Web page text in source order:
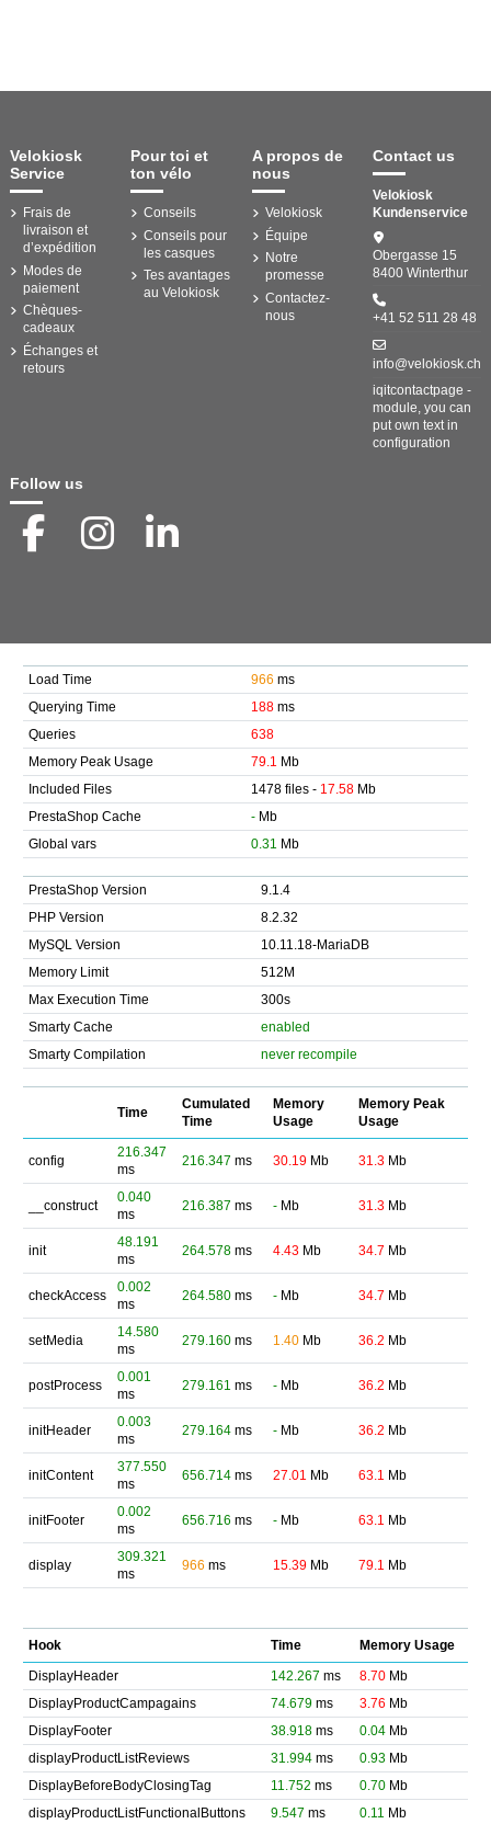
Velokiosk
Service
Frais de
livraison et
d’expédition
Modes de
paiement
Chèques-
cadeaux
Échanges et
retours
Pour toi et
ton vélo
Conseils
Conseils pour
les casques
Tes avantages
au Velokiosk
A propos de
nous
Velokiosk
Équipe
Notre
promesse
Contactez-
nous
Contact us
Velokiosk
Kundenservice
Obergasse 15
8400 Winterthur
+41 52 511 28 48
info@velokiosk.ch
iqitcontactpage -
module, you can
put own text in
configuration
Follow us
Load Time 966 ms
Querying Time
188ms
Queries
638
Memory Peak Usage
79.1 Mb
Included Files
1478 files - 17.58Mb
PrestaShop Cache
-Mb
Global vars
0.31 Mb
PrestaShop Version
9.1.4
PHP Version
8.2.32
MySQL Version
10.11.18-MariaDB
Memory Limit
512M
Max Execution Time
300s
Smarty Cache
enabled
Smarty Compilation
never recompile
Time
Cumulated
Time
Memory
Usage
Memory Peak
Usage
config
216.347
ms
216.347 ms 30.19Mb 31.3Mb
__construct
0.040
ms
216.387 ms -Mb 31.3Mb
init
48.191
ms
264.578ms 4.43Mb 34.7 Mb
checkAccess
0.002
ms
264.580ms -Mb 34.7 Mb
setMedia
14.580
ms
279.160ms 1.40Mb 36.2 Mb
postProcess
0.001
ms
279.161 ms -Mb 36.2 Mb
initHeader
0.003
ms
279.164ms -Mb 36.2 Mb
initContent
377.550
ms
656.714ms 27.01 Mb 63.1 Mb
initFooter
0.002
ms
656.716 ms -Mb 63.1 Mb
display
309.321
ms
966 ms 15.39Mb 79.1 Mb
Hook Time
Memory Usage
DisplayHeader
142.267 ms 8.70Mb
DisplayProductCampagains
74.679ms 3.76 Mb
DisplayFooter
38.918ms 0.04Mb
displayProductListReviews
31.994ms 0.93Mb
DisplayBeforeBodyClosingTag
11.752 ms 0.70Mb
displayProductListFunctionalButtons
9.547 ms 0.11 Mb